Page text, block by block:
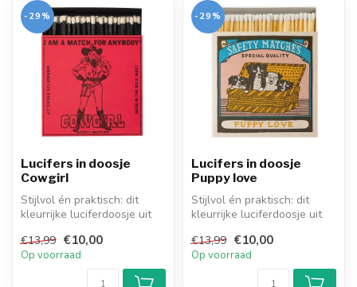
-29%
Lucifers in doosje
Cowgirl
Stijlvol én praktisch: dit
kleurrijke luciferdoosje uit
€13,99 €10,00
Op voorraad
-29%
Lucifers in doosje
Puppy love
Stijlvol én praktisch: dit
kleurrijke luciferdoosje uit
€13,99 €10,00
Op voorraad